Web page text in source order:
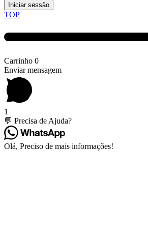
Iniciar sessão
TOP
Carrinho 0
Enviar mensagem
1
💬 Precisa de Ajuda?
Olá, Preciso de mais informações!